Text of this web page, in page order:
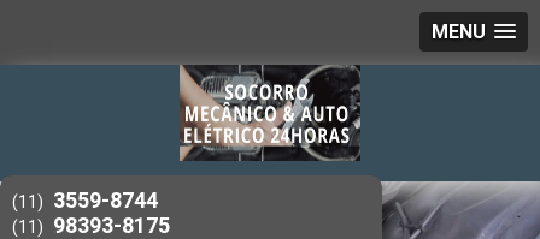
MENU
(11) 3559-8744
(11) 98393-8175